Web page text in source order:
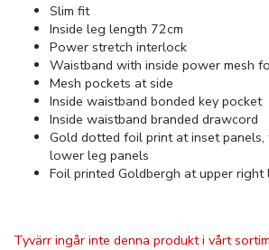
Slim fit
Inside leg length 72cm
Power stretch interlock
Waistband with inside power mesh
Mesh pockets at side
Inside waistband bonded key pocket
Inside waistband branded drawcord
Gold dotted foil print at inset
lower leg panels
Foil printed Goldbergh at upper
Tyvärr ingår inte denna produkt i vårt